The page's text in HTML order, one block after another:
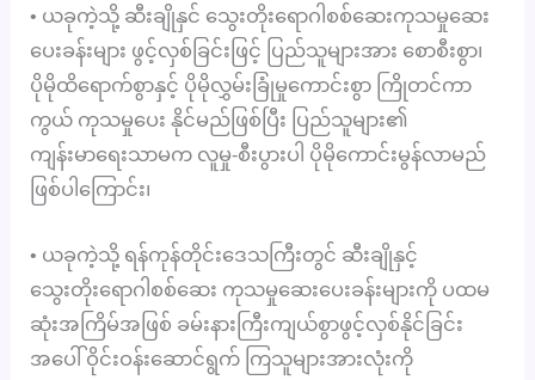
• ယခုကဲ့သို့ ဆီးချိုနှင် သွေးတိုးရောဂါစစ်ဆေးကုသမှုဆေး
ပေးခန်းများ ဖွင့်လှစ်ခြင်းဖြင့် ပြည်သူများအား စောစီးစွာ၊
ပိုမိုထိရောက်စွာနှင့် ပိုမိုလွှမ်းခြုံမှုကောင်းစွာ ကြိုတင်ကာ
ကွယ် ကုသမှုပေး နိုင်မည်ဖြစ်ပြီး ပြည်သူများ၏
ကျန်းမာရေးသာမက လူမှု-စီးပွားပါ ပိုမိုကောင်းမွန်လာမည်
ဖြစ်ပါကြောင်း၊
• ယခုကဲ့သို့ ရန်ကုန်တိုင်းဒေသကြီးတွင် ဆီးချိုနှင့်
သွေးတိုးရောဂါစစ်ဆေး ကုသမှုဆေးပေးခန်းများကို ပထမ
ဆုံးအကြိမ်အဖြစ် ခမ်းနားကြီးကျယ်စွာဖွင့်လှစ်နိုင်ခြင်း
အပေါ် ဝိုင်းဝန်းဆောင်ရွက် ကြသူများအားလုံးကို